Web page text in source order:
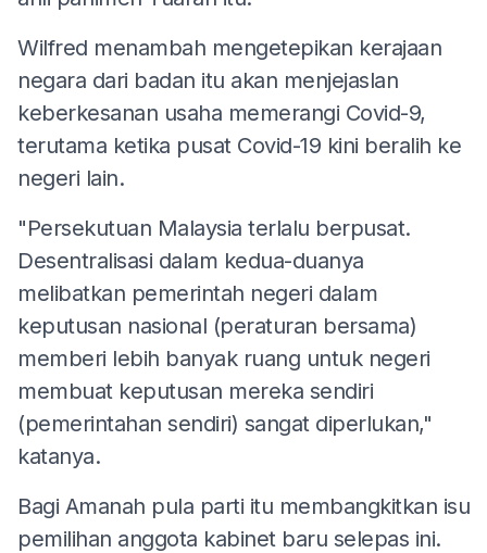
Wilfred menambah mengetepikan kerajaan
negara dari badan itu akan menjejaslan
keberkesanan usaha memerangi Covid-9,
terutama ketika pusat Covid-19 kini beralih ke
negeri lain.
"Persekutuan Malaysia terlalu berpusat.
Desentralisasi dalam kedua-duanya
melibatkan pemerintah negeri dalam
keputusan nasional (peraturan bersama)
memberi lebih banyak ruang untuk negeri
membuat keputusan mereka sendiri
(pemerintahan sendiri) sangat diperlukan,"
katanya.
Bagi Amanah pula parti itu membangkitkan isu
pemilihan anggota kabinet baru selepas ini.